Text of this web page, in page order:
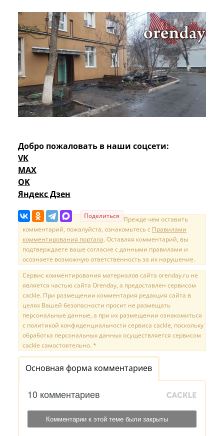
Добро пожаловать в наши соцсети:
VK
MAX
OK
Яндекс Дзен
Поделиться Прежде чем оставить
комментарий, пожалуйста, ознакомьтесь с Правилами
комментирования портала. Оставляя комментарий, вы
подтверждаете ваше согласие с данными правилами и
осознаете возможную ответственность за их нарушение.
Сервис комментирования материалов сайта orenday.ru не
является частью сайта Orenday, а предоставлен сервисом
cackle. При размещении комментария редакция сайта в
целях Вашей безопасности просит не размещать
персональные данные, а при их размещении ознакомиться
с политикой конфиденциальности сервиса cackle, поскольку
обработка персональных данных осуществляется сервисом
cackle самостоятельно. *
Основная форма комментариев
10 комментариев
Комментарии к этой теме были закрыты